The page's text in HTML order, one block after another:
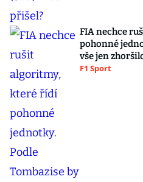
FIA nechce
pohonné
vše jen
F1 Sport